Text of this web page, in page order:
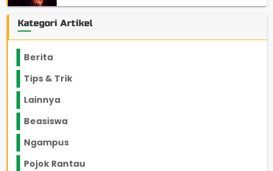
Kategori Artikel
Berita
Tips & Trik
Lainnya
Beasiswa
Ngampus
Pojok Rantau